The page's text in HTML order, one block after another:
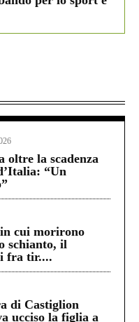
oltre la scadenza
“Un
cui morirono
schianto, il
fra tir....
di Castiglion
ucciso la figlia a